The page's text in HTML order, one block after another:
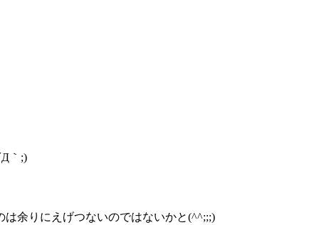
｀;)
余りにえげつないのではないかと(^^;;;)